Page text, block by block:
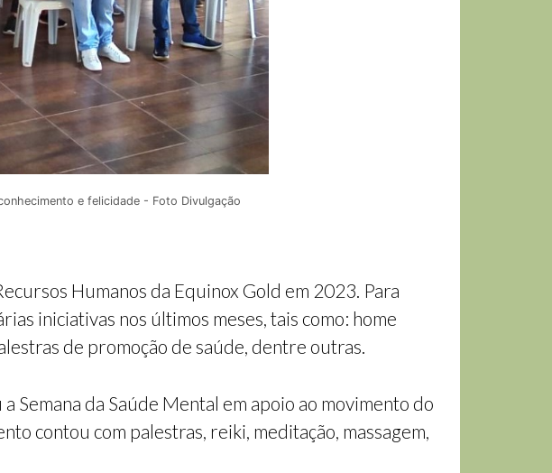
e felicidade - Foto Divulgação
Humanos da Equinox Gold em 2023. Para
iniciativas nos últimos meses, tais como: home
de promoção de saúde, dentre outras.
Semana da Saúde Mental em apoio ao movimento do
contou com palestras, reiki, meditação, massagem,